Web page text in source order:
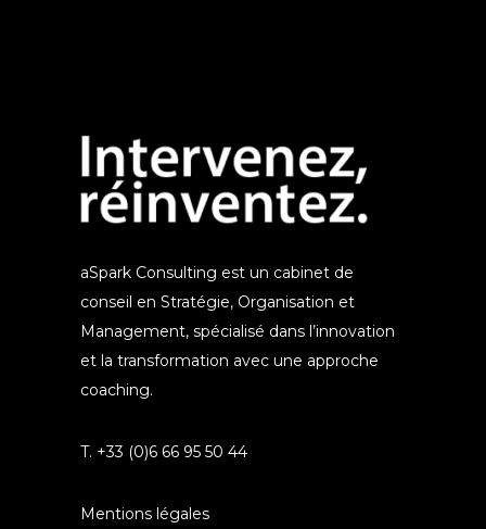
aSpark Consulting est un cabinet de
conseil en Stratégie, Organisation et
Management, spécialisé dans l’innovation
et la transformation avec une approche
coaching.
T. +33 (0)6 66 95 50 44
Mentions légales